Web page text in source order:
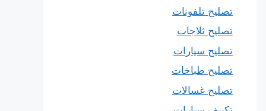
تصليح تلفونات
تصليح ثلاجات
تصليح سيارات
تصليح طباخات
تصليح غسالات